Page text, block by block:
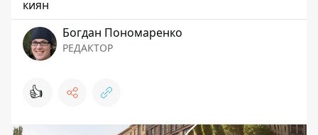
киян
Богдан Пономаренко
РЕДАКТОР
👍